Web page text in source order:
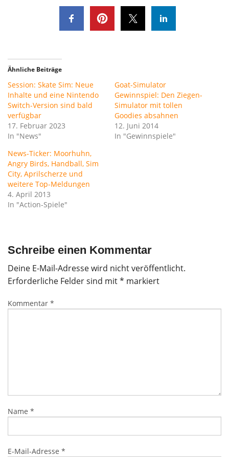
Ähnliche Beiträge
Session: Skate Sim: Neue
Inhalte und eine Nintendo
Switch-Version sind bald
verfügbar
17. Februar 2023
In "News"
Goat-Simulator
Gewinnspiel: Den Ziegen-
Simulator mit tollen
Goodies absahnen
12. Juni 2014
In "Gewinnspiele"
News-Ticker: Moorhuhn,
Angry Birds, Handball, Sim
City, Aprilscherze und
weitere Top-Meldungen
4. April 2013
In "Action-Spiele"
Schreibe einen Kommentar
Deine E-Mail-Adresse wird nicht veröffentlicht.
Erforderliche Felder sind mit* markiert
Kommentar *
Name *
E-Mail-Adresse *